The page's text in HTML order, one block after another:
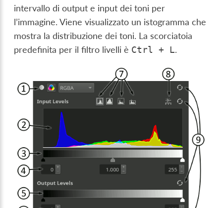
intervallo di output e input dei toni per
l’immagine. Viene visualizzato un istogramma che
mostra la distribuzione dei toni. La scorciatoia
predefinita per il filtro livelli è Ctrl + L.